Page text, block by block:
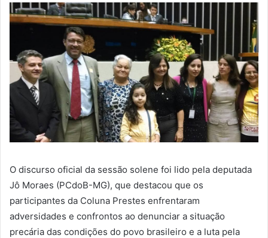
O discurso oficial da sessão solene foi lido pela deputada
Jô Moraes (PCdoB-MG), que destacou que os
participantes da Coluna Prestes enfrentaram
adversidades e confrontos ao denunciar a situação
precária das condições do povo brasileiro e a luta pela